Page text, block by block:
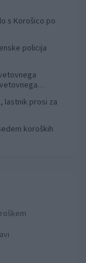
s Korošico po
policija
lastnik prosi za
koroških